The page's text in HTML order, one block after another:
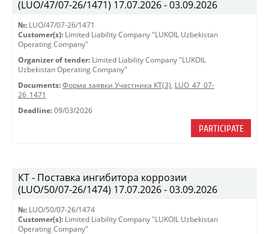
(LUO/47/07-26/1471) 17.07.2026 - 03.09.2026
№: LUO/47/07-26/1471
Customer(s): Limited Liability Company "LUKOIL Uzbekistan
Operating Company"
Organizer of tender: Limited Liability Company "LUKOIL
Uzbekistan Operating Company"
Documents: Форма заявки Участника КТ(3), LUO_47_07-
26_1471
Deadline: 09/03/2026
PARTICIPATE
КТ - Поставка ингибитора коррозии
(LUO/50/07-26/1474) 17.07.2026 - 03.09.2026
№: LUO/50/07-26/1474
Customer(s): Limited Liability Company "LUKOIL Uzbekistan
Operating Company"